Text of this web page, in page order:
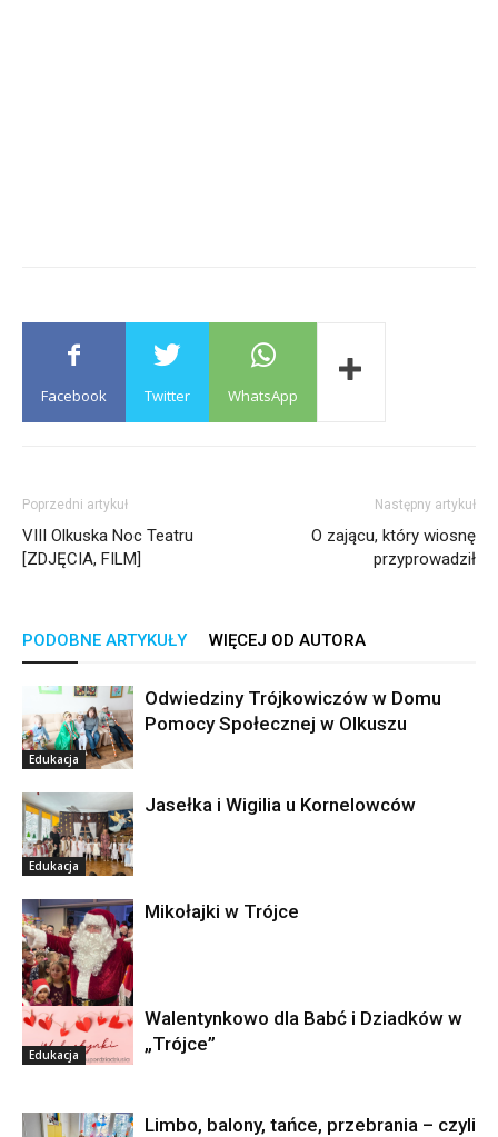
Facebook Twitter WhatsApp
Poprzedni artykuł
VIII Olkuska Noc Teatru
[ZDJĘCIA, FILM]
Następny artykuł
O zającu, który wiosnę
przyprowadził
PODOBNE ARTYKUŁY WIĘCEJ OD AUTORA
Edukacja
Odwiedziny Trójkowiczów w Domu
Pomocy Społecznej w Olkuszu
Edukacja
Jasełka i Wigilia u Kornelowców
Edukacja
Mikołajki w Trójce
Edukacja
Walentynkowo dla Babć i Dziadków w
„Trójce”
Limbo, balony, tańce, przebrania – czyli